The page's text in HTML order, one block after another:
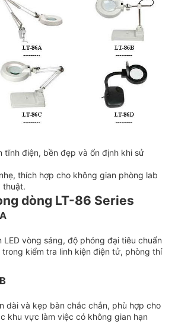
tĩnh điện, bền đẹp và ổn định khi sử
thích hợp cho không gian phòng lab
thuật.
dòng LT-86 Series
LED vòng sáng, độ phóng đại tiêu chuẩn
kiểm tra linh kiện điện tử, phòng thí
dài và kẹp bàn chắc chắn, phù hợp cho
khu vực làm việc có không gian hạn